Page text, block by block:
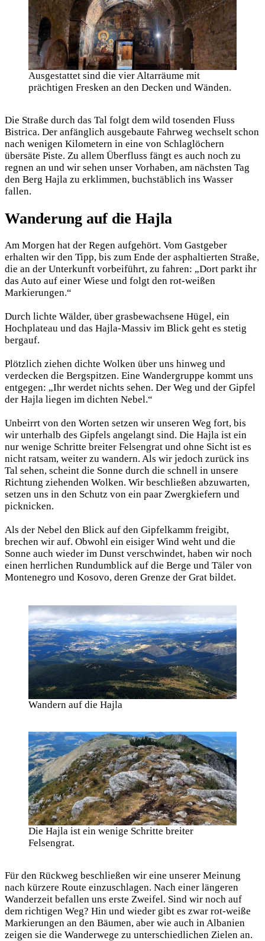
Ausgestattet sind die vier Altarräume mit
prächtigen Fresken an den Decken und Wänden.
Die Straße durch das Tal folgt dem wild tosenden Fluss
Bistrica. Der anfänglich ausgebaute Fahrweg wechselt schon
nach wenigen Kilometern in eine von Schlaglöchern
übersäte Piste. Zu allem Überfluss fängt es auch noch zu
regnen an und wir sehen unser Vorhaben, am nächsten Tag
den Berg Hajla zu erklimmen, buchstäblich ins Wasser
fallen.
Wanderung auf die Hajla
Am Morgen hat der Regen aufgehört. Vom Gastgeber
erhalten wir den Tipp, bis zum Ende der asphaltierten Straße,
die an der Unterkunft vorbeiführt, zu fahren: „Dort parkt ihr
das Auto auf einer Wiese und folgt den rot-weißen
Markierungen.“
Durch lichte Wälder, über grasbewachsene Hügel, ein
Hochplateau und das Hajla-Massiv im Blick geht es stetig
bergauf.
Plötzlich ziehen dichte Wolken über uns hinweg und
verdecken die Bergspitzen. Eine Wandergruppe kommt uns
entgegen: „Ihr werdet nichts sehen. Der Weg und der Gipfel
der Hajla liegen im dichten Nebel.“
Unbeirrt von den Worten setzen wir unseren Weg fort, bis
wir unterhalb des Gipfels angelangt sind. Die Hajla ist ein
nur wenige Schritte breiter Felsengrat und ohne Sicht ist es
nicht ratsam, weiter zu wandern. Als wir jedoch zurück ins
Tal sehen, scheint die Sonne durch die schnell in unsere
Richtung ziehenden Wolken. Wir beschließen abzuwarten,
setzen uns in den Schutz von ein paar Zwergkiefern und
picknicken.
Als der Nebel den Blick auf den Gipfelkamm freigibt,
brechen wir auf. Obwohl ein eisiger Wind weht und die
Sonne auch wieder im Dunst verschwindet, haben wir noch
einen herrlichen Rundumblick auf die Berge und Täler von
Montenegro und Kosovo, deren Grenze der Grat bildet.
Wandern auf die Hajla
Die Hajla ist ein wenige Schritte breiter
Felsengrat.
Für den Rückweg beschließen wir eine unserer Meinung
nach kürzere Route einzuschlagen. Nach einer längeren
Wanderzeit befallen uns erste Zweifel. Sind wir noch auf
dem richtigen Weg? Hin und wieder gibt es zwar rot-weiße
Markierungen an den Bäumen, aber wie auch in Albanien
zeigen sie die Wanderwege zu unterschiedlichen Zielen an.